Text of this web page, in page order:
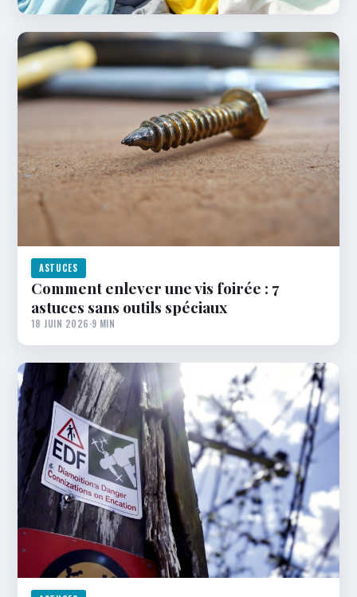
ASTUCES
Comment enlever une vis foirée : 7
astuces sans outils spéciaux
18 JUIN 2026·9 MIN